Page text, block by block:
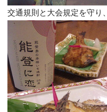
交通規則と大会規定を守り、